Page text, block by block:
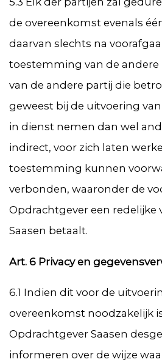
de overeenkomst evenals
daarvan slechts na
toestemming van de
van de andere partij die
geweest bij de uitvoering
in dienst nemen dan wel
indirect, voor zich laten
toestemming kunnen
verbonden, waaronder de
Opdrachtgever een redelijke
Saasen betaalt.
Art. 6 Privacy en
6.1 Indien dit voor de
overeenkomst noodzakelijk
Opdrachtgever Saasen
informeren over de wijze